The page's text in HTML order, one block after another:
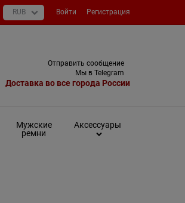
Войти Регистрация
Отправить сообщение
Мы в Telegram
Доставка во все города России
Мужские
ремни
Аксессуары